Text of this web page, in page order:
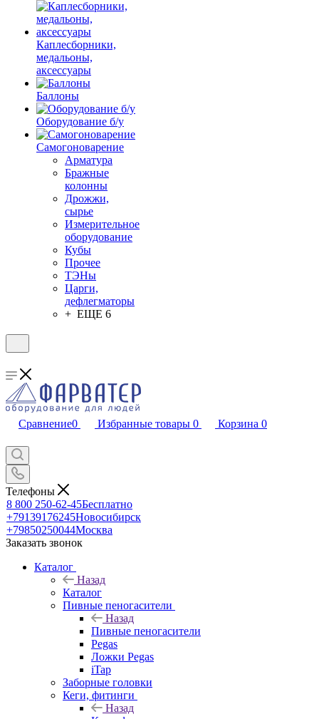
Каплесборники,
медальоны,
аксессуары
Баллоны
Оборудование б/у
Самогоноварение
Арматура
Бражные
колонны
Дрожжи,
сырье
Измерительное
оборудование
Кубы
Прочее
ТЭНы
Царги,
дефлегматоры
+ ЕЩЕ 6
Сравнение0 Избранные товары 0 Корзина 0
Телефоны
8 800 250-62-45Бесплатно
+79139176245Новосибирск
+79850250044Москва
Заказать звонок
Каталог
Назад
Каталог
Пивные пеногасители
Назад
Пивные пеногасители
Pegas
Ложки Pegas
iTap
Заборные головки
Кеги, фитинги
Назад